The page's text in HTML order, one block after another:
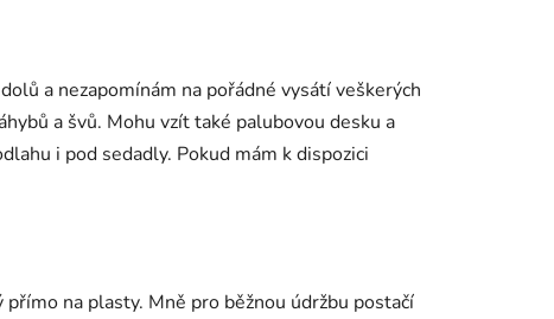
a nezapomínám na pořádné vysátí veškerých
a švů. Mohu vzít také palubovou desku a
i pod sedadly. Pokud mám k dispozici
přímo na plasty. Mně pro běžnou údržbu postačí